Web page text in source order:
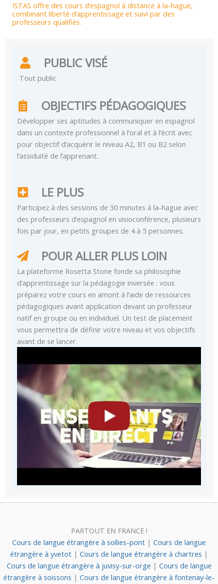
ISTAS offre des cours d’espagnol à distance à la-hague,
combinant liberté d’apprentissage et suivi par des
professeurs qualifiés.
PUBLIC VISÉ
Tout public
OBJECTIFS PÉDAGOGIQUES
Développer ses aptitudes à communiquer en espagnol
dans un contexte professionnel à l’oral et à l’écrit avec
pour objectif d’acquérir le niveau A2, B1 ou B2 selon
l’assiduité de l’apprenant.
LE PLUS
Participez à des sessions de 30 minutes à la-hague avec
des professeurs d’espagnol en visioconférence, plusieurs
fois par jour, en petits groupes de 4 à 5 personnes.
POUR ALLER PLUS LOIN
La plateforme Rosetta Stone fonde sa philosophie
d’apprentissage sur la pédagogie inversée : vous
préparez votre cours en amont à l’aide de ressources
pédagogiques avant application devant un professeur
natif en groupe ou en individuel. Un test de placement
vous permettra de définir votre niveau et vos objectifs
avant de se lancer.
PARTOUT EN FRANCE !
Cours de langue étrangère à sollies-pont | Cours de langue
étrangère à yvetot | Cours de langue étrangère à chartres |
Cours de langue étrangère à juvisy-sur-orge | Cours de langue
étrangère à soissons | Cours de langue étrangère à fontenay-le-